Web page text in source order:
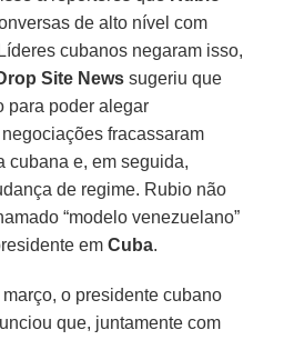
de alto nível com
cubanos negaram isso,
Site News sugeriu que
para poder alegar
fracassaram
cubana e, em seguida,
de regime. Rubio não
“modelo venezuelano”
emCuba.
o presidente cubano
que, juntamente com